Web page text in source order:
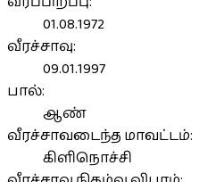
01.08.1972
வீரச்சாவு:
09.01.1997
பால்:
ஆண்
வீரச்சாவடைந்த மாவட்டம்:
கிளிநொச்சி